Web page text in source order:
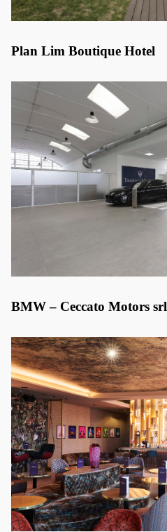
Plan Lim Boutique Hotel
BMW – Ceccato Motors srl